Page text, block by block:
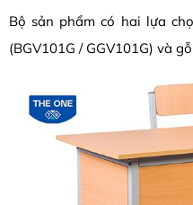
Bộ sản phẩm có hai lựa
(BGV101G / GGV101G) và